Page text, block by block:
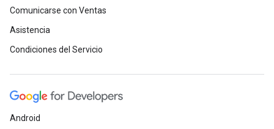
Comunicarse con Ventas
Asistencia
Condiciones del Servicio
Android